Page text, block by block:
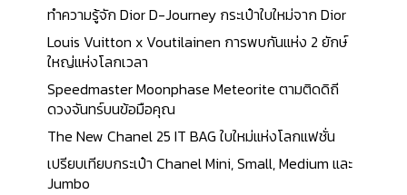
Material : กระเป๋ารุ่น Belt Bag (Micro Belt Bag In
Grained Calfskin) วัสดุหลักที่นำมาผลิตกระเป๋า คือ
หนังวัวอ่อน (Calfskin) หนังชนิดบาง ให้ลวดลายสวย
เนื้อสัมผัสนิ่ม และมีสภาพหนังดี ทนทานต่อรอยขีดข่วน
ต่างๆ แข็งแรง และยังดูแล รักษาง่ายอีกด้วย Stitching
: มีการตัดเย็บโดย ใช้เส้นด้ายขนาดเล็กและบาง ตะเข็บ
การเย็บเป็นระเบียบ ไม่บิดเบี้ยว และสีของด้ายมีสี
เดียวกันกับตัวกระเป๋า Brand Stamp : โดยด้านหน้าจะ
ทำความรู้จัก Dior D-Journey กระเป๋าใบใหม่จาก Dior
Louis Vuitton x Voutilainen การพบกันแห่ง 2 ยักษ์
ใหญ่แห่งโลกเวลา
Speedmaster Moonphase Meteorite ตามติดดิถี
ดวงจันทร์บนข้อมือคุณ
The New Chanel 25 IT BAG ใบใหม่แห่งโลกแฟชั่น
เปรียบเทียบกระเป๋า Chanel Mini, Small, Medium และ
Jumbo